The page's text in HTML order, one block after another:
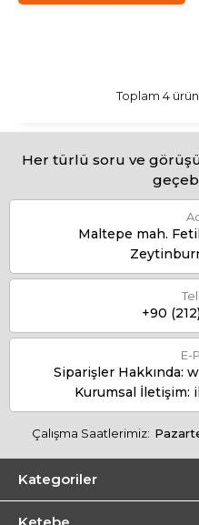
Toplam 4
Her türlü soru ve
Maltepe mah.
+90
E-
Siparişler Hakkında:
Kurumsal İletişim:
Çalışma Saatlerimiz:
Kategoriler